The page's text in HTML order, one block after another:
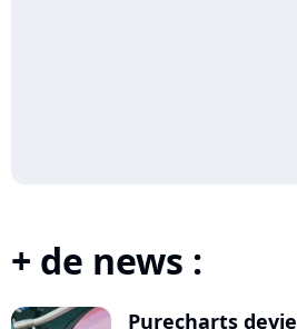
+ de news :
Purecharts